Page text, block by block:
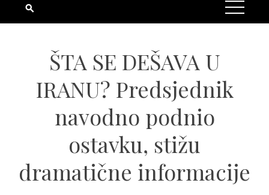
ŠTA SE DEŠAVA U
IRANU? Predsjednik
navodno podnio
ostavku, stižu
dramatične informacije